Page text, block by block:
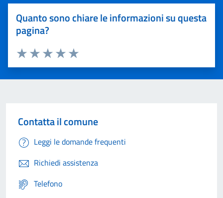
Quanto sono chiare le informazioni su questa
pagina?
Valuta 5 stelle su 5
Valuta 4 stelle su 5
Valuta 3 stelle su 5
Valuta 2 stelle su 5
Valuta 1 stelle su 5
Contatta il comune
Leggi le domande frequenti
Richiedi assistenza
Telefono